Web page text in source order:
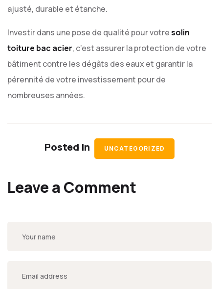
ajusté, durable et étanche.
Investir dans une pose de qualité pour votresolin
toiture bac acier, c’est assurer la protection de votre
bâtiment contre les dégâts des eaux et garantir la
pérennité de votre investissement pour de
nombreuses années.
Posted in UNCATEGORIZED
Leave a Comment